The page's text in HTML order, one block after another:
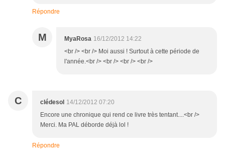
Répondre
M MyaRosa 16/12/2012 14:22
<br /> <br /> Moi aussi ! Surtout à cette période de
l'année.<br /> <br /> <br /> <br />
C clédesol 14/12/2012 07:20
Encore une chronique qui rend ce livre très tentant....<br />
Merci. Ma PAL déborde déjà lol !
Répondre